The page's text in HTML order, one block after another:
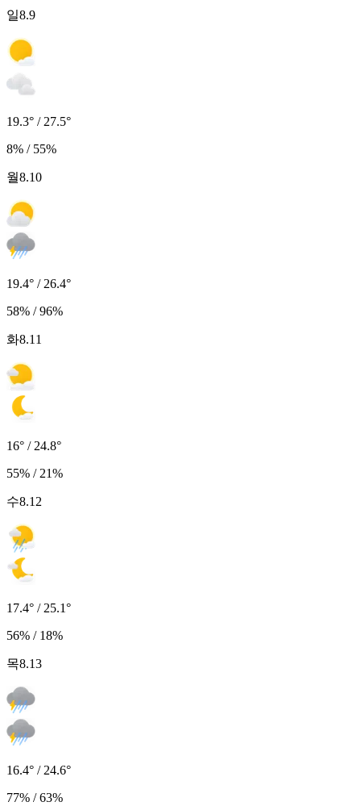
일8.9
19.3° / 27.5°
8% / 55%
월8.10
19.4° / 26.4°
58% / 96%
화8.11
16° / 24.8°
55% / 21%
수8.12
17.4° / 25.1°
56% / 18%
목8.13
16.4° / 24.6°
77% / 63%